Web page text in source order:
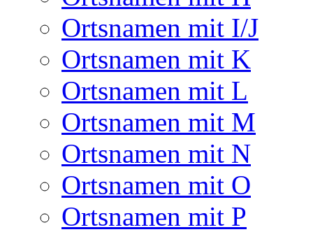
Ortsnamen mit I/J
Ortsnamen mit K
Ortsnamen mit L
Ortsnamen mit M
Ortsnamen mit N
Ortsnamen mit O
Ortsnamen mit P